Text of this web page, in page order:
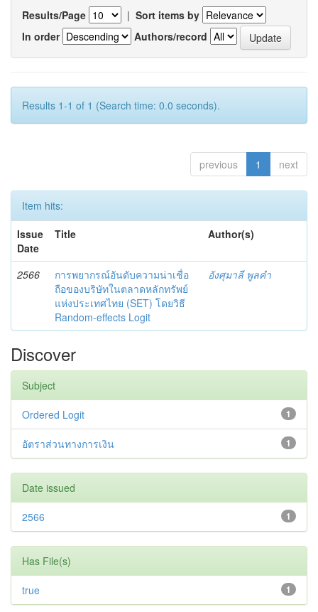
Results/Page | Sort items by
In order
Authors/record
Results 1-1 of 1 (Search time: 0.0 seconds).
previous 1 next
Item hits:
Issue
Date
Title Author(s)
2566
การพยากรณ์อันดับความน่าเชื่อ
ถือของบริษัทในตลาดหลักทรัพย์
แห่งประเทศไทย (SET) โดยวิธี
Random-effects Logit
อังศุมาลี พูลคำ
Discover
Subject
1
Ordered Logit
1
อัตราส่วนทางการเงิน
Date issued
1
2566
Has File(s)
1
true